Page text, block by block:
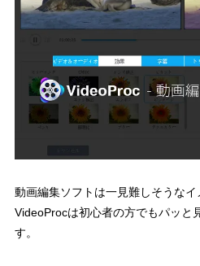
動画編集ソフトは一見難しそうなイ
VideoProcは初心者の方でもパッと
す。